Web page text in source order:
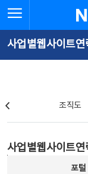
문
로
가
체
뉴
바
가
한
사업별웹사이트연
조직도
사업별웹사이트연
포털